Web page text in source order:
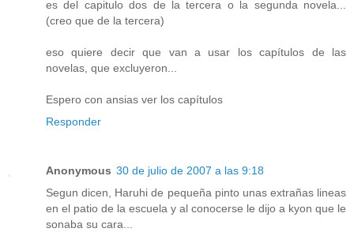
es del capitulo dos de la tercera o la segunda novela...
(creo que de la tercera)
eso quiere decir que van a usar los capítulos de las
novelas, que excluyeron...
Espero con ansias ver los capítulos
Responder
Anonymous 30 de julio de 2007 a las 9:18
Segun dicen, Haruhi de pequeña pinto unas extrañas lineas
en el patio de la escuela y al conocerse le dijo a kyon que le
sonaba su cara...